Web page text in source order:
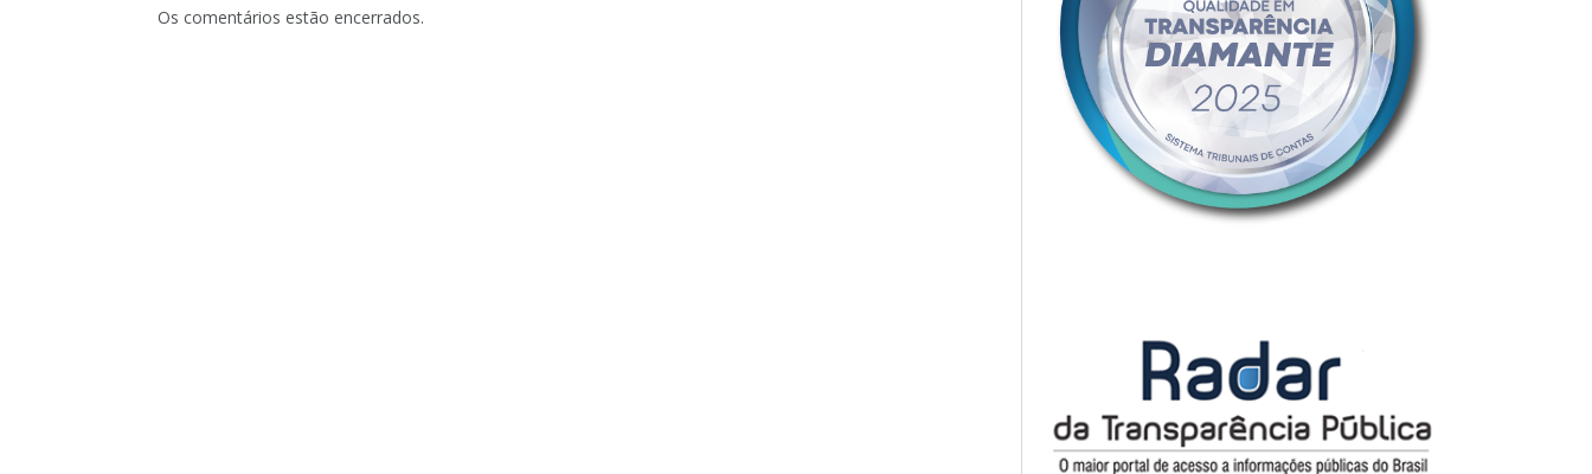
Os comentários estão encerrados.